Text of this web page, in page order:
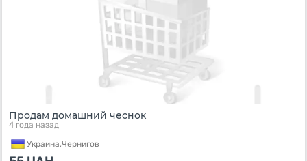
Продам домашний чеснок
4 года назад
Украина,Чернигов